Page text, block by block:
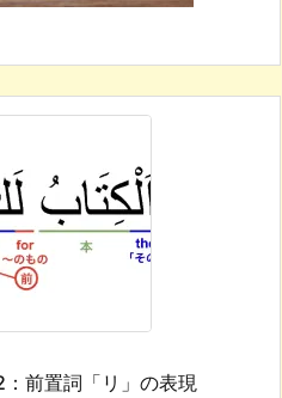
前置詞「リ」の表現